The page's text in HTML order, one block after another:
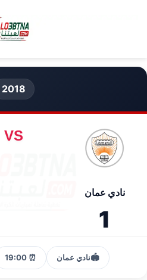
2018
نادي عمان
1
VS
🏟️نادي عمان ⏰ 19:00